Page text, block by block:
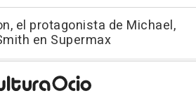
el protagonista de Michael,
en Supermax